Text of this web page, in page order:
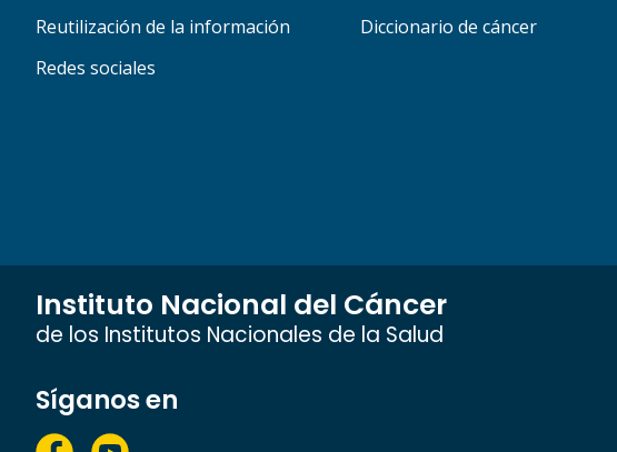
Reutilización de la información
Redes sociales
Diccionario de cáncer
Instituto Nacional del Cáncer
de los Institutos Nacionales de la Salud
Síganos en